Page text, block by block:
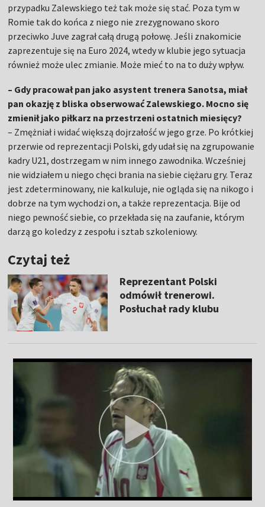
przypadku Zalewskiego też tak może się stać. Poza tym w
Romie tak do końca z niego nie zrezygnowano skoro
przeciwko Juve zagrał całą drugą połowę. Jeśli znakomicie
zaprezentuje się na Euro 2024, wtedy w klubie jego sytuacja
również może ulec zmianie. Może mieć to na to duży wpływ.
– Gdy pracował pan jako asystent trenera Sanotsa, miał
pan okazję z bliska obserwować Zalewskiego. Mocno się
zmienił jako piłkarz na przestrzeni ostatnich miesięcy?
– Zmężniał i widać większą dojrzałość w jego grze. Po krótkiej
przerwie od reprezentacji Polski, gdy udał się na zgrupowanie
kadry U21, dostrzegam w nim innego zawodnika. Wcześniej
nie widziałem u niego chęci brania na siebie ciężaru gry. Teraz
jest zdeterminowany, nie kalkuluje, nie ogląda się na nikogo i
dobrze na tym wychodzi on, a także reprezentacja. Bije od
niego pewność siebie, co przekłada się na zaufanie, którym
darzą go koledzy z zespołu i sztab szkoleniowy.
Czytaj też
Reprezentant Polski
odmówił trenerowi.
Posłuchał rady klubu